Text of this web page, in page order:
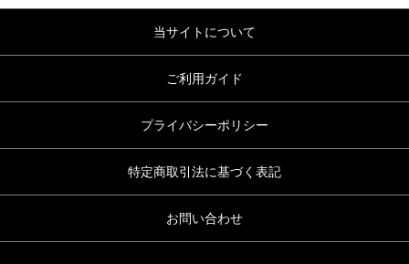
当サイトについて
ご利用ガイド
プライバシーポリシー
特定商取引法に基づく表記
お問い合わせ